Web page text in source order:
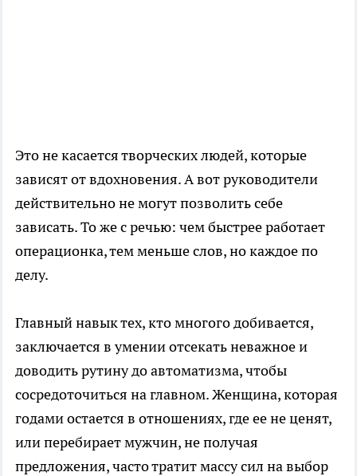
Это не касается творческих людей, которые
зависят от вдохновения. А вот руководители
действительно не могут позволить себе
зависать. То же с речью: чем быстрее работает
операционка, тем меньше слов, но каждое по
делу.
Главный навык тех, кто многого добивается,
заключается в умении отсекать неважное и
доводить рутину до автоматизма, чтобы
сосредоточиться на главном. Женщина, которая
годами остается в отношениях, где ее не ценят,
или перебирает мужчин, не получая
предложения, часто тратит массу сил на выбор